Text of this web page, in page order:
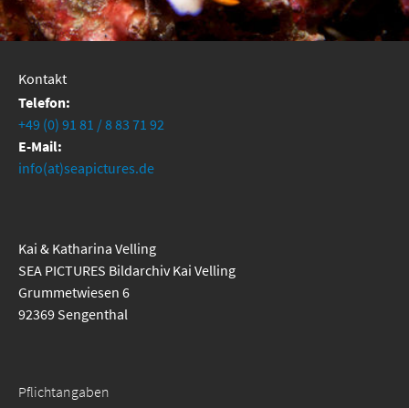
Kontakt
Telefon:
+49 (0) 91 81 / 8 83 71 92
E-Mail:
info(at)seapictures.de
Kai & Katharina Velling
SEA PICTURES Bildarchiv Kai Velling
Grummetwiesen 6
92369 Sengenthal
Pflichtangaben